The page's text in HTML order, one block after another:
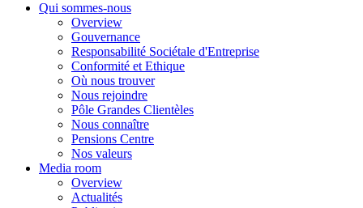
Qui sommes-nous
Overview
Gouvernance
Responsabilité Sociétale d'Entreprise
Conformité et Ethique
Où nous trouver
Nous rejoindre
Pôle Grandes Clientèles
Nous connaître
Pensions Centre
Nos valeurs
Media room
Overview
Actualités